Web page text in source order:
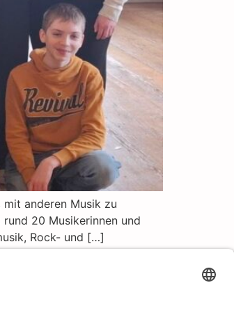
anderen Musik zu
20 Musikerinnen und
Rock- und […]